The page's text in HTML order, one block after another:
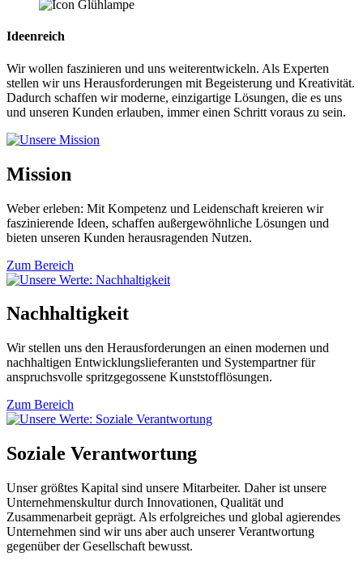
Ideenreich
Wir wollen faszinieren und uns weiterentwickeln. Als Experten
stellen wir uns Herausforderungen mit Begeisterung und Kreativität.
Dadurch schaffen wir moderne, einzigartige Lösungen, die es uns
und unseren Kunden erlauben, immer einen Schritt voraus zu sein.
Mission
Weber erleben: Mit Kompetenz und Leidenschaft kreieren wir
faszinierende Ideen, schaffen außergewöhnliche Lösungen und
bieten unseren Kunden herausragenden Nutzen.
Zum Bereich
Nachhaltigkeit
Wir stellen uns den Herausforderungen an einen modernen und
nachhaltigen Entwicklungslieferanten und Systempartner für
anspruchsvolle spritzgegossene Kunststofflösungen.
Zum Bereich
Soziale Verantwortung
Unser größtes Kapital sind unsere Mitarbeiter. Daher ist unsere
Unternehmenskultur durch Innovationen, Qualität und
Zusammenarbeit geprägt. Als erfolgreiches und global agierendes
Unternehmen sind wir uns aber auch unserer Verantwortung
gegenüber der Gesellschaft bewusst.